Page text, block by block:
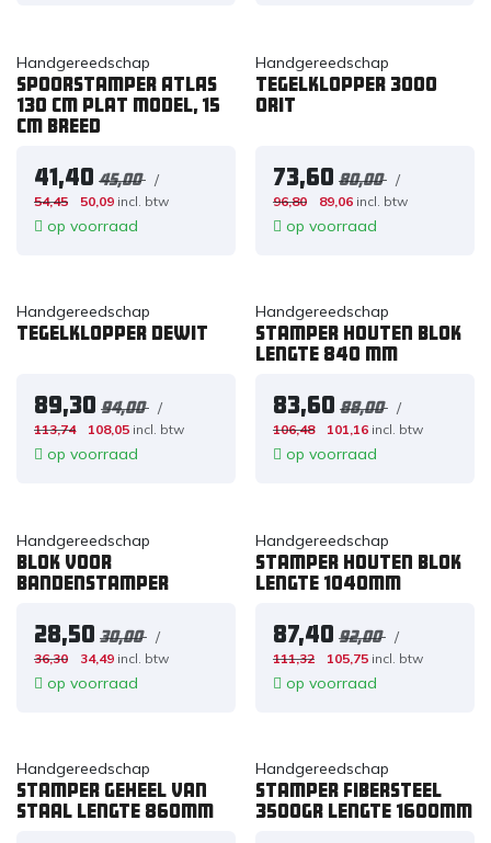
Handgereedschap
Spoorstamper ATLAS
130 cm plat model, 15
cm breed
41,40 45,00 /
54,45 50,09 incl. btw
op voorraad
Handgereedschap
Tegelklopper 3000
ORIT
73,60 80,00 /
96,80 89,06 incl. btw
op voorraad
Handgereedschap
Tegelklopper dewit
89,30 94,00 /
113,74 108,05 incl. btw
op voorraad
Handgereedschap
Stamper houten blok
lengte 840 mm
83,60 88,00 /
106,48 101,16 incl. btw
op voorraad
Handgereedschap
Blok voor
bandenstamper
28,50 30,00 /
36,30 34,49 incl. btw
op voorraad
Handgereedschap
Stamper houten blok
lengte 1040mm
87,40 92,00 /
111,32 105,75 incl. btw
op voorraad
Handgereedschap
Stamper geheel van
staal lengte 860mm
Handgereedschap
Stamper fibersteel
3500gr lengte 1600mm